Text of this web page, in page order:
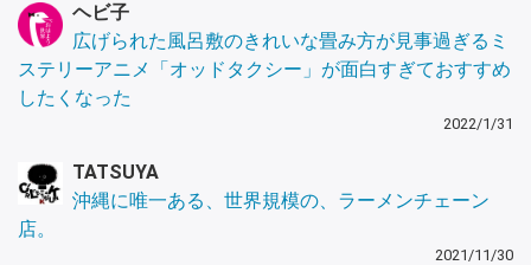
ヘビ子
広げられた風呂敷のきれいな畳み方が見事過ぎるミ
ステリーアニメ「オッドタクシー」が面白すぎておすすめ
したくなった
2022/1/31
TATSUYA
沖縄に唯一ある、世界規模の、ラーメンチェーン
店。
2021/11/30